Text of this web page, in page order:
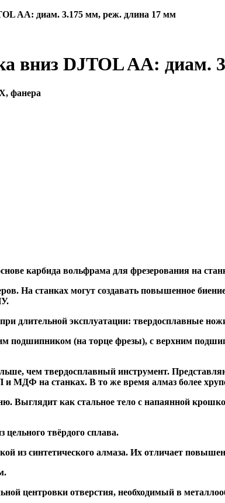
AA: диам. 3.175 мм, реж. длина 17 мм
вниз DJTOL AA: диам.
фанера
карбида вольфрама для фрезерования на
На станках могут создавать повышенное
длительной эксплуатации: твердосплавные
подшипником (на торце фрезы), с верхним
чем твердосплавный инструмент.
на станках. В то же время алмаз более
Выглядит как стальное тело с напаянной
твёрдого сплава.
из синтетического алмаза. Их отличает
центровки отверстия, необходимый в